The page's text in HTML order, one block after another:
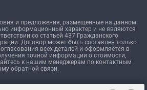
и предложения, размещенные на данном
информационный характер и не являются
со статьей 437 Гражданского
Договор может быть составлен только
всех деталей и оформляется в
точной информации о стоимости,
к нашим менеджерам по контактным
обратной связи.